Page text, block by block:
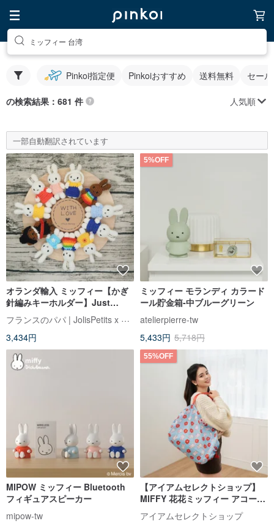
ミッフィー 台湾
Pinkoi指定便 Pinkoiおすすめ 送料無料 セー
の検索結果：681 件 人気順
一部自動翻訳されています
オランダ輸入 ミッフィー【かぎ
針編みキーホルダー】Just
Dutch 公認正規品
フランスのパパ | JolisPetits x Miffy
3,434円
5%OFF
ミッフィー モランディ カラード
ール貯金箱-中ブルーグリーン
atelierpierre-tw
5,433円 5,718円
MIPOW ミッフィー Bluetooth
フィギュアスピーカー
mipow-tw
55%OFF
【アイアムセレクトショップ】
MIFFY 花花ミッフィー アコーデ
アイアムセレクトショップ